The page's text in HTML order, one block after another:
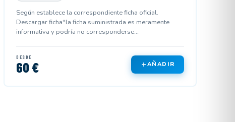
Según establece la correspondiente ficha oficial.
Descargar ficha*la ficha suministrada es meramente
informativa y podría no corresponderse...
DESDE
60 € AÑADIR